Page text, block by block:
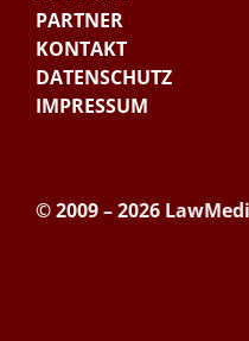
PARTNER
KONTAKT
DATENSCHUTZ
IMPRESSUM
© 2009 – 2026